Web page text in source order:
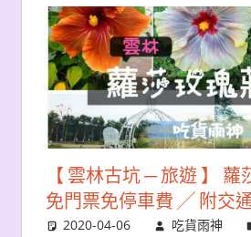
【 雲林古坑 ─ 旅遊 】
免門票免停車費 ╱ 附交
2020-04-06 吃貨雨神